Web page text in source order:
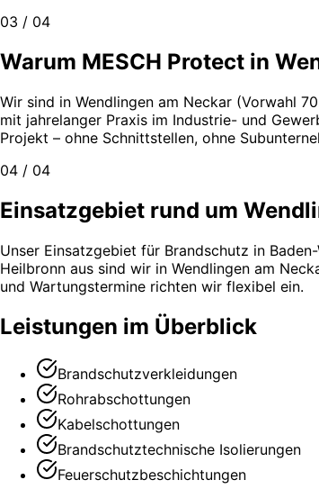
03 / 04
Warum MESCH Protect in
Wir sind in Wendlingen am Neckar (Vorwahl
mit jahrelanger Praxis im Industrie- und
Projekt – ohne Schnittstellen, ohne
04 / 04
Einsatzgebiet rund um
Unser Einsatzgebiet für Brandschutz in
Heilbronn aus sind wir in Wendlingen am
und Wartungstermine richten wir flexibel ein.
Leistungen im Überblick
Brandschutzverkleidungen
Rohrabschottungen
Kabelschottungen
Brandschutztechnische Isolierungen
Feuerschutzbeschichtungen